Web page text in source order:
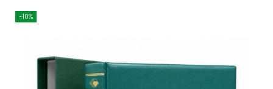
-10%